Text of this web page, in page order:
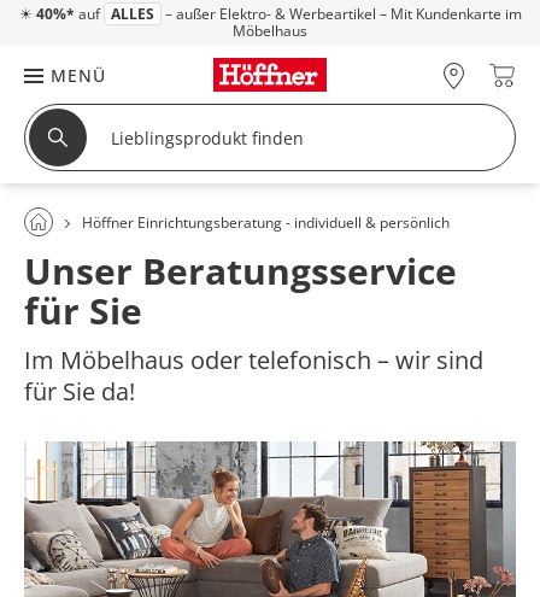
☀ 40%* auf ALLES – außer Elektro- & Werbeartikel – Mit Kundenkarte im
Möbelhaus
MENÜ
Höffner Einrichtungsberatung - individuell & persönlich
Unser Beratungsservice
für Sie
Im Möbelhaus oder telefonisch – wir sind
für Sie da!